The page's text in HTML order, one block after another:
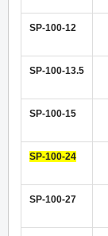
SP-100-12
SP-100-13.5
SP-100-15
SP-100-24
SP-100-27